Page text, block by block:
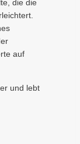
die die
auf
und lebt